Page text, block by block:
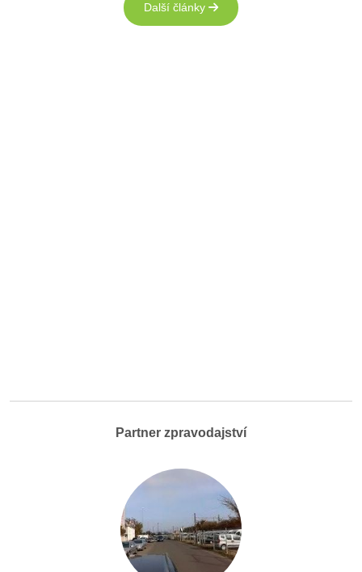
Další články
Partner zpravodajství